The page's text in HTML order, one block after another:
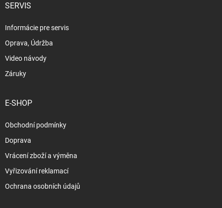
SERVIS
Informácie pre servis
Oprava, Údržba
Video návody
Záruky
E-SHOP
Obchodní podmínky
Doprava
Vrácení zboží a výměna
Vyřizování reklamací
Ochrana osobních údajů